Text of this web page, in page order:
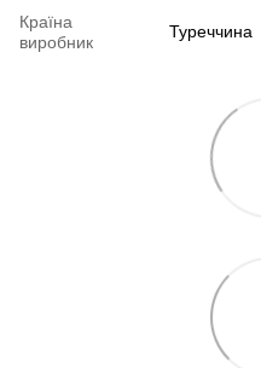
Країна
виробник
Туреччина